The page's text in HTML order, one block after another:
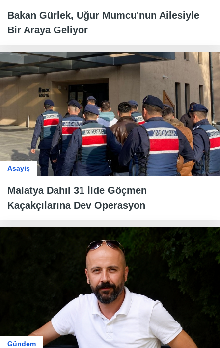
Bakan Gürlek, Uğur Mumcu'nun Ailesiyle
Bir Araya Geliyor
Asayiş
Malatya Dahil 31 İlde Göçmen
Kaçakçılarına Dev Operasyon
Gündem